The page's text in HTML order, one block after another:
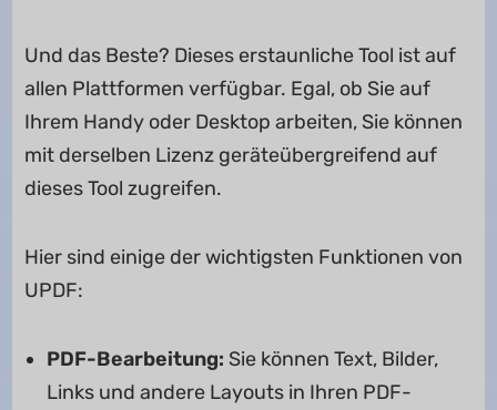
Und das Beste? Dieses erstaunliche Tool ist auf
allen Plattformen verfügbar. Egal, ob Sie auf
Ihrem Handy oder Desktop arbeiten, Sie können
mit derselben Lizenz geräteübergreifend auf
dieses Tool zugreifen.
Hier sind einige der wichtigsten Funktionen von
UPDF:
PDF-Bearbeitung: Sie können Text, Bilder,
Links und andere Layouts in Ihren PDF-